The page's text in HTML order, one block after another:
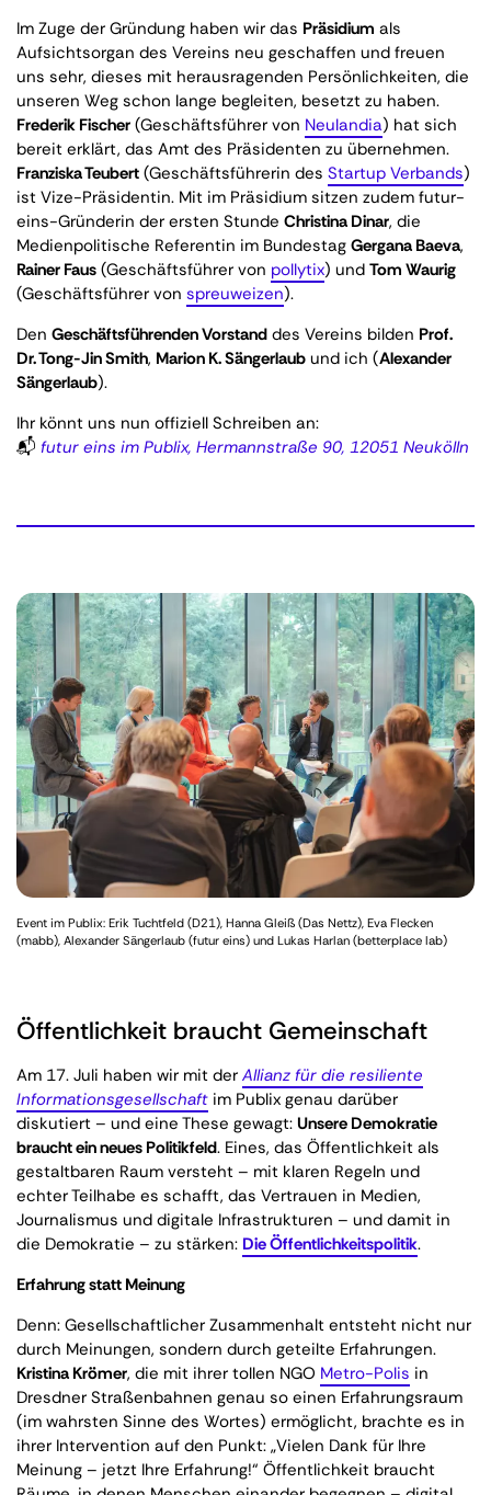
Im Zuge der Gründung haben wir das Präsidium als
Aufsichtsorgan des Vereins neu geschaffen und freuen
uns sehr, dieses mit herausragenden Persönlichkeiten, die
unseren Weg schon lange begleiten, besetzt zu haben.
Frederik Fischer (Geschäftsführer von Neulandia) hat sich
bereit erklärt, das Amt des Präsidenten zu übernehmen.
Franziska Teubert (Geschäftsführerin des Startup Verbands)
ist Vize-Präsidentin. Mit im Präsidium sitzen zudem futur-
eins-Gründerin der ersten Stunde Christina Dinar, die
Medienpolitische Referentin im Bundestag Gergana Baeva,
Rainer Faus (Geschäftsführer von pollytix) und Tom Waurig
(Geschäftsführer von spreuweizen).
Den Geschäftsführenden Vorstand des Vereins bilden Prof.
Dr. Tong-Jin Smith, Marion K. Sängerlaub und ich (Alexander
Sängerlaub).
Ihr könnt uns nun offiziell Schreiben an:
📬 futur eins im Publix, Hermannstraße 90, 12051 Neukölln
Event im Publix: Erik Tuchtfeld (D21), Hanna Gleiß (Das Nettz), Eva Flecken
(mabb), Alexander Sängerlaub (futur eins) und Lukas Harlan (betterplace lab)
Öffentlichkeit braucht Gemeinschaft
Am 17. Juli haben wir mit der Allianz für die resiliente
Informationsgesellschaft im Publix genau darüber
diskutiert – und eine These gewagt: Unsere Demokratie
braucht ein neues Politikfeld. Eines, das Öffentlichkeit als
gestaltbaren Raum versteht – mit klaren Regeln und
echter Teilhabe es schafft, das Vertrauen in Medien,
Journalismus und digitale Infrastrukturen – und damit in
die Demokratie – zu stärken: Die Öffentlichkeitspolitik.
Erfahrung statt Meinung
Denn: Gesellschaftlicher Zusammenhalt entsteht nicht nur
durch Meinungen, sondern durch geteilte Erfahrungen.
Kristina Krömer, die mit ihrer tollen NGO Metro-Polis in
Dresdner Straßenbahnen genau so einen Erfahrungsraum
(im wahrsten Sinne des Wortes) ermöglicht, brachte es in
ihrer Intervention auf den Punkt: „Vielen Dank für Ihre
Meinung – jetzt Ihre Erfahrung!“ Öffentlichkeit braucht